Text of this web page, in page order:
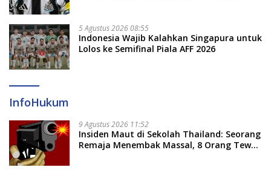
5 Agustus 2026 08:55
Indonesia Wajib Kalahkan Singapura untuk
Lolos ke Semifinal Piala AFF 2026
InfoHukum
9 Agustus 2026 11:52
Insiden Maut di Sekolah Thailand: Seorang
Remaja Menembak Massal, 8 Orang Tewas